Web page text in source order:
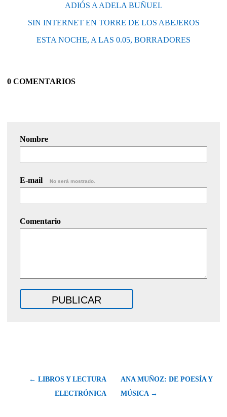
ADIÓS A ADELA BUÑUEL
SIN INTERNET EN TORRE DE LOS ABEJEROS
ESTA NOCHE, A LAS 0.05, BORRADORES
0 COMENTARIOS
Nombre
E-mail No será mostrado.
Comentario
← LIBROS Y LECTURA
ELECTRÓNICA
ANA MUÑOZ: DE POESÍA Y
MÚSICA →